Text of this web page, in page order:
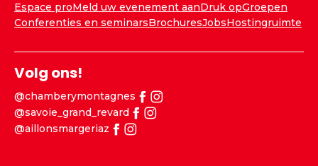
Espace proMeld uw evenement aanDruk opGroepen
Conferenties en seminarsBrochuresJobsHostingruimte
Volg ons!
@chamberymontagnes
@savoie_grand_revard
@aillonsmargeriaz